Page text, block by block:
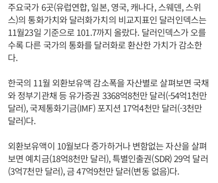
주요국가 6곳(유럽연합, 일본, 영국, 캐나다, 스웨덴, 스위
스)의 통화가치와 달러화가치의 비교지표인 달러인덱스는
11월23일 기준으로 101.7까지 올랐다. 달러인덱스가 오를
수록 다른 국가의 통화를 달러화로 환산한 가치가 감소한
다.
한국의 11월 외환보유액 감소폭을 자산별로 살펴보면 국채
와 정부기관채 등 유가증권 3368억8천만 달러(-54억1천만
달러), 국제통화기금(IMF) 포지션 17억4천만 달러(-3천만
달러)다.
외환보유액이 10월보다 증가하거나 변함없는 자산을 살펴
보면 예치금(18억8천만 달러), 특별인출권(SDR) 29억 달러
(3억7천만 달러), 금 47억9천만 달러(변동 없음)다.